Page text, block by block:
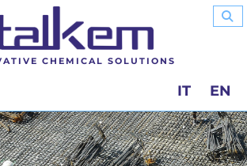
CHEMICAL SOLUTIONS
IT EN